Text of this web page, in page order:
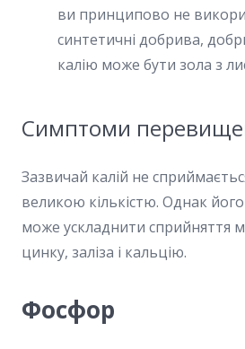
ви принципово не
синтетичні добрива,
калію може бути зола з
Симптоми
Зазвичай калій не
великою кількістю. Однак
може ускладнити сприйняття
цинку, заліза і кальцію.
Фосфор